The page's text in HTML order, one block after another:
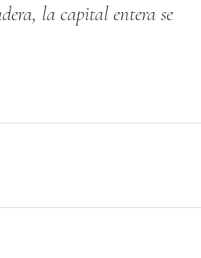
la capital entera se